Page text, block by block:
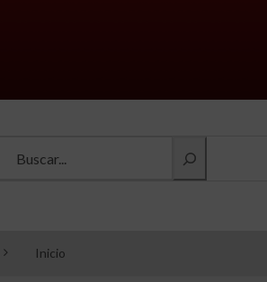
Inicio